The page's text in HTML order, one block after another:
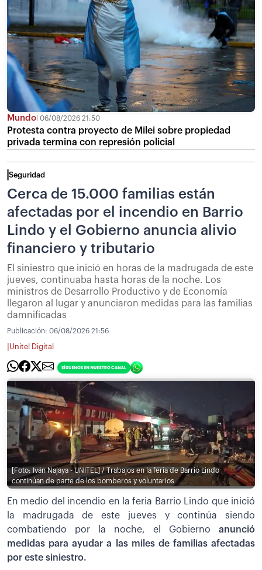
Mundo 06/08/2026 21:50
Protesta contra proyecto de Milei sobre propiedad
privada termina con represión policial
Seguridad
Cerca de 15.000 familias están
afectadas por el incendio en Barrio
Lindo y el Gobierno anuncia alivio
financiero y tributario
El siniestro que inició en horas de la madrugada de este
jueves, continuaba hasta horas de la noche. Los
ministros de Desarrollo Productivo y de Economía
llegaron al lugar y anunciaron medidas para las familias
damnificadas
Publicación: 06/08/2026 21:56
Unitel Digital
[Foto: Iván Najaya - UNITEL] / Trabajos en la feria de Barrio Lindo
continúan de parte de los bomberos y voluntarios
En medio del incendio en la feria Barrio Lindo que inició
la madrugada de este jueves y continúa siendo
combatiendo por la noche, el Gobierno anunció
medidas para ayudar a las miles de familias afectadas
por este siniestro.